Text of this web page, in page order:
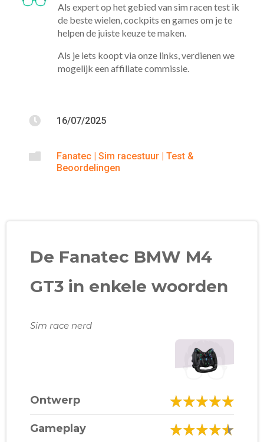
Als expert op het gebied van sim racen test ik
de beste wielen, cockpits en games om je te
helpen de juiste keuze te maken.
Als je iets koopt via onze links, verdienen we
mogelijk een affiliate commissie.
 16/07/2025
 Fanatec | Sim racestuur | Test &
Beoordelingen
De Fanatec BMW M4
GT3 in enkele woorden
Sim race nerd
Ontwerp
Gameplay